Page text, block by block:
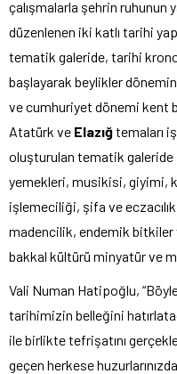
çalışmalarla şehrin ruhunun
düzenlenen iki katlı tarihi
tematik galeride, tarihi
başlayarak beylikler
ve cumhuriyet dönemi kent
Atatürk ve Elazığtemaları
oluşturulan tematik galeride
yemekleri, musikisi, giyimi,
işlemeciliği, şifa ve eczacılık,
madencilik, endemik bitkiler
bakkal kültürü minyatür ve
Vali Numan Hatipoğlu,
tarihimizin belleğini
ile birlikte tefrişatını
geçen herkese